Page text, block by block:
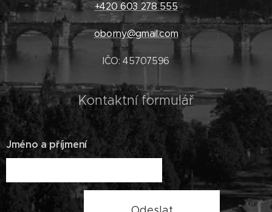
+420 603 278 555
oborny@gmail.com
IČO: 45707596
Kontaktní formulář
Jméno a příjmení